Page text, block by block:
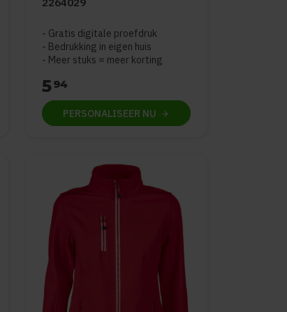
Gratis digitale proefdruk
Bedrukking in eigen huis
Meer stuks = meer korting
594
PERSONALISEER NU